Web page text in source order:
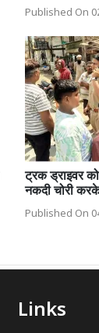
Published On
ट्रक ड्राइवर
नकदी चोरी
Published On
Links